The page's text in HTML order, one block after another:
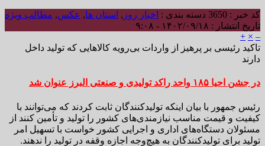
کد خبر : 3650 دسته بندی : اخبار روز , استان ها, عکس, مطالب ویژه
تاریخ انتشار : ۱۴۰۲/۰۹/۱۸ - ۹:۰۸
–
×
+
تاکید رئیسی بر پرهیز از واردات بی‌رویه کالاهایی که تولید داخل
دارند
در جشن احیا ۱۸۵ واحد راکد تولیدی و صنعتی البرز عنوان شد
رئیس جمهور با بیان اینکه تولیدکنندگان ثابت کردند که می‌توانند با
کیفیت و قیمت مناسب نیازمندی‌های کشور را تولید و تأمین کنند از
مسئولان دستگاه‌های اداری و اجرایی کشور خواست با تسهیل امر
تولید برای تولیدکنندگان به هیچ‌وجه اجازه وقفه در تولید را ندهند.